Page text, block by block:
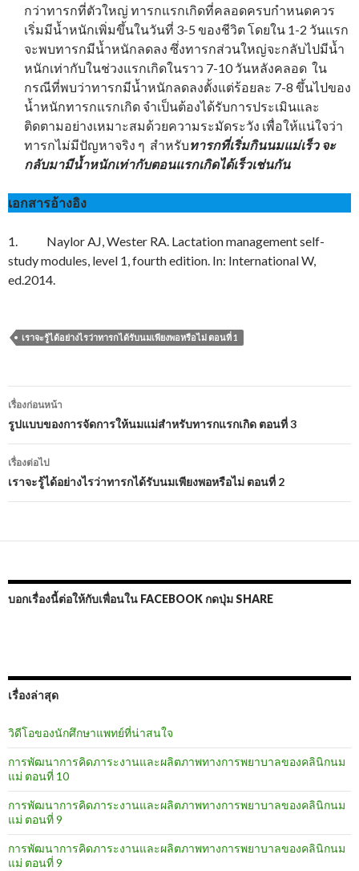
กว่าทารกที่ตัวใหญ่ ทารกแรกเกิดที่คลอดครบกำหนดควร
เริ่มมีน้ำหนักเพิ่มขึ้นในวันที่ 3-5 ของชีวิต โดยใน 1-2 วันแรก
จะพบทารกมีน้ำหนักลดลง ซึ่งทารกส่วนใหญ่จะกลับไปมีน้ำ
หนักเท่ากับในช่วงแรกเกิดในราว 7-10 วันหลังคลอด ใน
กรณีที่พบว่าทารกมีน้ำหนักลดลงตั้งแต่ร้อยละ 7-8 ขึ้นไปของ
น้ำหนักทารกแรกเกิด จำเป็นต้องได้รับการประเมินและ
ติดตามอย่างเหมาะสมด้วยความระมัดระวัง เพื่อให้แน่ใจว่า
ทารกไม่มีปัญหาจริง ๆ สำหรับทารกที่เริ่มกินนมแม่เร็ว จะ
กลับมามีน้ำหนักเท่ากับตอนแรกเกิดได้เร็วเช่นกัน
เอกสารอ้างอิง
1. Naylor AJ, Wester RA. Lactation management self-
study modules, level 1, fourth edition. In: International W,
ed.2014.
เราจะรู้ได้อย่างไรว่าทารกได้รับนมเพียงพอหรือไม่ ตอนที่ 1
เมนู
นำทาง
เรื่อง
เรื่องก่อนหน้า
รูปแบบของการจัดการให้นมแม่สำหรับทารกแรกเกิด ตอนที่ 3
เรื่องต่อไป
เราจะรู้ได้อย่างไรว่าทารกได้รับนมเพียงพอหรือไม่ ตอนที่ 2
บอกเรื่องนี้ต่อให้กับเพื่อนใน FACEBOOK กดปุ่ม SHARE
เรื่องล่าสุด
วิดีโอของนักศึกษาแพทย์ที่น่าสนใจ
การพัฒนาการคิดภาระงานและผลิตภาพทางการพยาบาลของคลินิกนม
แม่ ตอนที่ 10
การพัฒนาการคิดภาระงานและผลิตภาพทางการพยาบาลของคลินิกนม
แม่ ตอนที่ 9
การพัฒนาการคิดภาระงานและผลิตภาพทางการพยาบาลของคลินิกนม
แม่ ตอนที่ 9